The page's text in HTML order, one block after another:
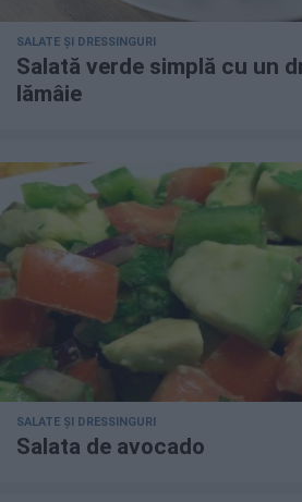
SALATE ȘI DRESSINGURI
Salată verde simplă cu un
lămâie
SALATE ȘI DRESSINGURI
Salata de avocado